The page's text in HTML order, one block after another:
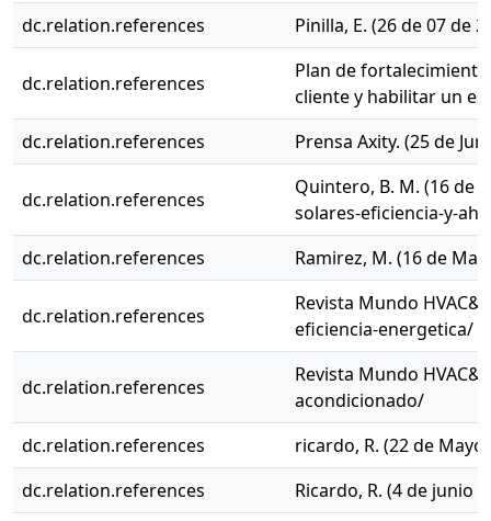
dc.relation.references Pinilla, E. (26 de 07 de
dc.relation.references
Plan de
cliente y habilitar un
dc.relation.references
Prensa Axity. (25 de
dc.relation.references
Quintero, B. M. (16 de
solares-eficiencia-y-
dc.relation.references
Ramirez, M. (16 de
dc.relation.references
Revista Mundo
eficiencia-energetica/
dc.relation.references
Revista Mundo
acondicionado/
dc.relation.references
ricardo, R. (22 de
dc.relation.references
Ricardo, R. (4 de junio